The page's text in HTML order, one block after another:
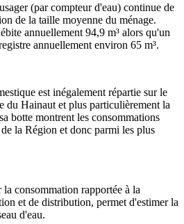
(par compteur d'eau) continue de
de la taille moyenne du ménage.
annuellement 94,9 m³ alors qu'un
annuellement environ 65 m³.
est inégalement répartie sur le
du Hainaut et plus particulièrement la
botte montrent les consommations
la Région et donc parmi les plus
consommation rapportée à la
et de distribution, permet d'estimer la
d'eau.